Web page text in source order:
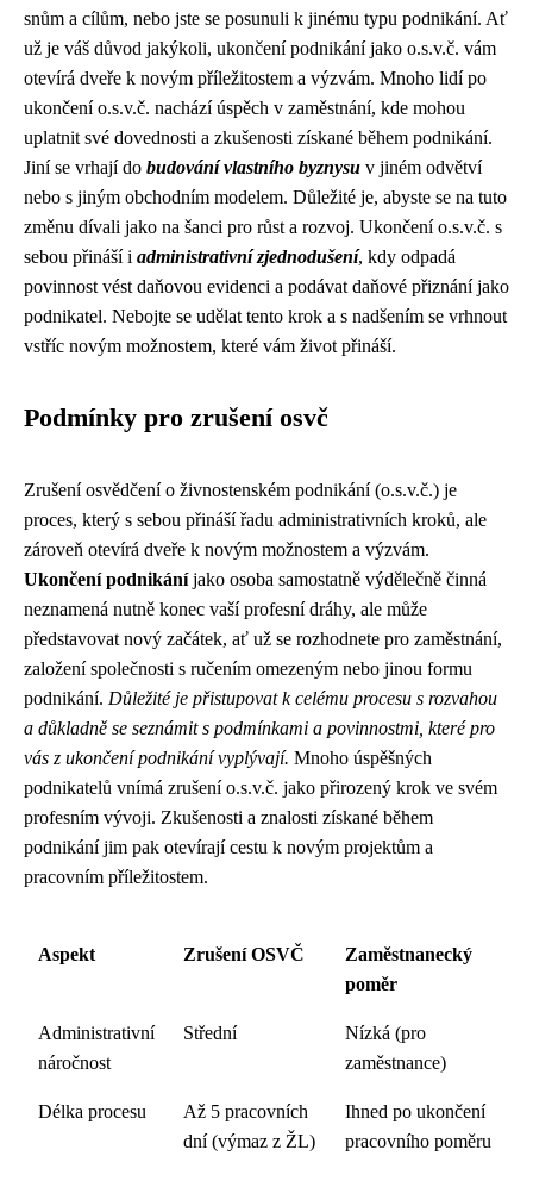
snům a cílům, nebo jste se posunuli k jinému typu podnikání. Ať
už je váš důvod jakýkoli, ukončení podnikání jako o.s.v.č. vám
otevírá dveře k novým příležitostem a výzvám. Mnoho lidí po
ukončení o.s.v.č. nachází úspěch v zaměstnání, kde mohou
uplatnit své dovednosti a zkušenosti získané během podnikání.
Jiní se vrhají do budování vlastního byznysu v jiném odvětví
nebo s jiným obchodním modelem. Důležité je, abyste se na tuto
změnu dívali jako na šanci pro růst a rozvoj. Ukončení o.s.v.č. s
sebou přináší i administrativní zjednodušení, kdy odpadá
povinnost vést daňovou evidenci a podávat daňové přiznání jako
podnikatel. Nebojte se udělat tento krok a s nadšením se vrhnout
vstříc novým možnostem, které vám život přináší.
Podmínky pro zrušení osvč
Zrušení osvědčení o živnostenském podnikání (o.s.v.č.) je
proces, který s sebou přináší řadu administrativních kroků, ale
zároveň otevírá dveře k novým možnostem a výzvám.
Ukončení podnikáníjako osoba samostatně výdělečně činná
neznamená nutně konec vaší profesní dráhy, ale může
představovat nový začátek, ať už se rozhodnete pro zaměstnání,
založení společnosti s ručením omezeným nebo jinou formu
podnikání. Důležité je přistupovat k celému procesu s rozvahou
a důkladně se seznámit s podmínkami a povinnostmi, které pro
vás z ukončení podnikání vyplývají. Mnoho úspěšných
podnikatelů vnímá zrušení o.s.v.č. jako přirozený krok ve svém
profesním vývoji. Zkušenosti a znalosti získané během
podnikání jim pak otevírají cestu k novým projektům a
pracovním příležitostem.
Aspekt Zrušení OSVČ
Zaměstnanecký
poměr
Administrativní
náročnost
Střední
Nízká (pro
zaměstnance)
Délka procesu
Až 5 pracovních
dní (výmaz z ŽL)
Ihned po ukončení
pracovního poměru